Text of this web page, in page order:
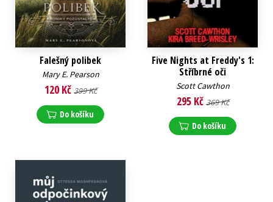
Falešný polibek
Mary E. Pearson
120 Kč 399 Kč
Do košíku
Five Nights at Freddy's 1:
Stříbrné oči
Scott Cawthon
295 Kč 369 Kč
Do košíku